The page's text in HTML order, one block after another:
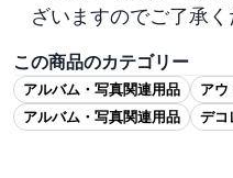
ざいますのでご了承く
この商品のカテゴリー
アルバム・写真関連用品
アウ
アルバム・写真関連用品
デコ